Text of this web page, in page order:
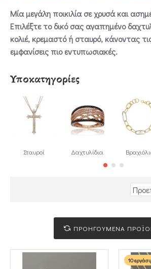
Μία μεγάλη ποικιλία σε χρυσά και
Επιλέξτε το δικό σας αγαπημένο
κολιέ, κρεμαστό ή σταυρό, κάνοντας
εμφανίσεις πιο εντυπωσιακές.
Υποκατηγορίες
Σταυροί Δαχτυλίδια
ΠΡΟΗΓΟΥΜΕΝΑ
10